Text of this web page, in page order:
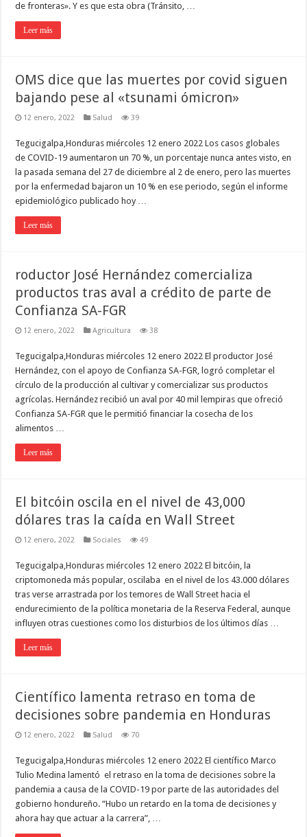
de fronteras». Y es que esta obra (Tránsito, …
Leer más
OMS dice que las muertes por covid siguen
bajando pese al «tsunami ómicron»
12 enero, 2022 Salud 39
Tegucigalpa,Honduras miércoles 12 enero 2022 Los casos globales
de COVID-19 aumentaron un 70 %, un porcentaje nunca antes visto, en
la pasada semana del 27 de diciembre al 2 de enero, pero las muertes
por la enfermedad bajaron un 10 % en ese periodo, según el informe
epidemiológico publicado hoy …
Leer más
roductor José Hernández comercializa
productos tras aval a crédito de parte de
Confianza SA-FGR
12 enero, 2022 Agricultura 38
Tegucigalpa,Honduras miércoles 12 enero 2022 El productor José
Hernández, con el apoyo de Confianza SA-FGR, logró completar el
círculo de la producción al cultivar y comercializar sus productos
agrícolas. Hernández recibió un aval por 40 mil lempiras que ofreció
Confianza SA-FGR que le permitió financiar la cosecha de los
alimentos …
Leer más
El bitcóin oscila en el nivel de 43,000
dólares tras la caída en Wall Street
12 enero, 2022 Sociales 49
Tegucigalpa,Honduras miércoles 12 enero 2022 El bitcóin, la
criptomoneda más popular, oscilaba en el nivel de los 43.000 dólares
tras verse arrastrada por los temores de Wall Street hacia el
endurecimiento de la política monetaria de la Reserva Federal, aunque
influyen otras cuestiones como los disturbios de los últimos días …
Leer más
Científico lamenta retraso en toma de
decisiones sobre pandemia en Honduras
12 enero, 2022 Salud 70
Tegucigalpa,Honduras miércoles 12 enero 2022 El científico Marco
Tulio Medina lamentó el retraso en la toma de decisiones sobre la
pandemia a causa de la COVID-19 por parte de las autoridades del
gobierno hondureño. “Hubo un retardo en la toma de decisiones y
ahora hay que actuar a la carrera”, …